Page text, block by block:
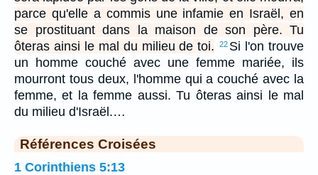
parce qu'elle a commis une infamie en Israël, en
se prostituant dans la maison de son père. Tu
ôteras ainsi le mal du milieu de toi.
22 Si l'on trouve
un homme couché avec une femme mariée, ils
mourront tous deux, l'homme qui a couché avec la
femme, et la femme aussi. Tu ôteras ainsi le mal
du milieu d'Israël.…
Références Croisées
1 Corinthiens 5:13